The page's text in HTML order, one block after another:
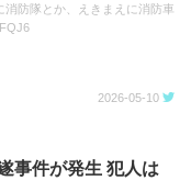
消防隊とか、えきまえに消防車
2026-05-10
事件が発生 犯人は